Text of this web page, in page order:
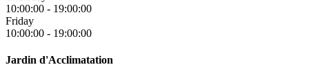
10:00:00 - 19:00:00
Friday
10:00:00 - 19:00:00
Jardin d'Acclimatation